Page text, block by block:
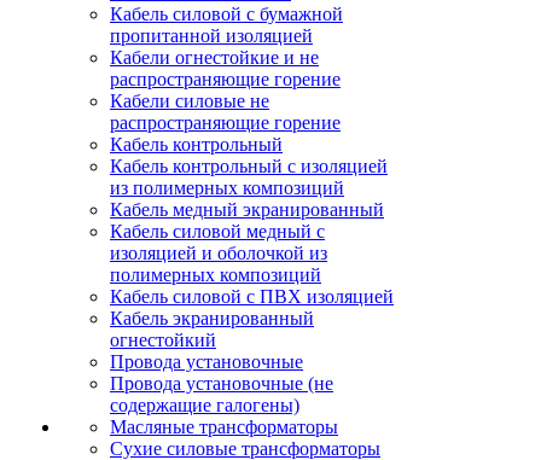
Кабель силовой с бумажной
пропитанной изоляцией
Кабели огнестойкие и не
распространяющие горение
Кабели силовые не
распространяющие горение
Кабель контрольный
Кабель контрольный с изоляцией
из полимерных композиций
Кабель медный экранированный
Кабель силовой медный с
изоляцией и оболочкой из
полимерных композиций
Кабель силовой с ПВХ изоляцией
Кабель экранированный
огнестойкий
Провода установочные
Провода установочные (не
содержащие галогены)
Масляные трансформаторы
Сухие силовые трансформаторы